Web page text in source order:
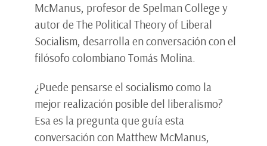
McManus, profesor de Spelman College y
autor de The Political Theory of Liberal
Socialism, desarrolla en conversación con el
filósofo colombiano Tomás Molina.
¿Puede pensarse el socialismo como la
mejor realización posible del liberalismo?
Esa es la pregunta que guía esta
conversación con Matthew McManus,